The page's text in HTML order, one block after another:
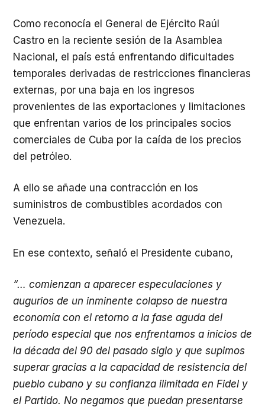
Como reconocía el General de Ejército Raúl
Castro en la reciente sesión de la Asamblea
Nacional, el país está enfrentando dificultades
temporales derivadas de restricciones financieras
externas, por una baja en los ingresos
provenientes de las exportaciones y limitaciones
que enfrentan varios de los principales socios
comerciales de Cuba por la caída de los precios
del petróleo.
A ello se añade una contracción en los
suministros de combustibles acordados con
Venezuela.
En ese contexto, señaló el Presidente cubano,
“… comienzan a aparecer especulaciones y
augurios de un inminente colapso de nuestra
economía con el retorno a la fase aguda del
período especial que nos enfrentamos a inicios de
la década del 90 del pasado siglo y que supimos
superar gracias a la capacidad de resistencia del
pueblo cubano y su confianza ilimitada en Fidel y
el Partido. No negamos que puedan presentarse